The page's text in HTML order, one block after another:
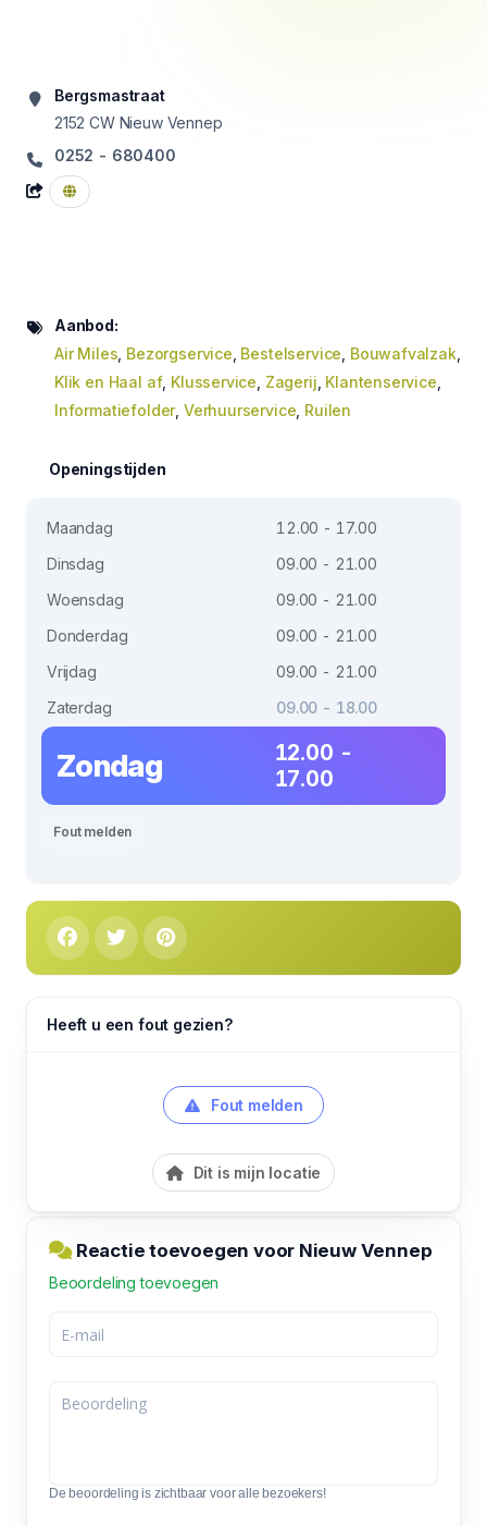
Bergsmastraat
2152 CW Nieuw Vennep
0252 - 680400
Aanbod:
Air Miles Bezorgservice Bestelservice Bouwafvalzak,
Klik en Haal af, Klusservice Zagerij Klantenservice
Informatiefolder, Verhuurservice Ruilen
Openingstijden
Maandag
12.00 - 17.00
Dinsdag
09.00 - 21.00
Woensdag
09.00 - 21.00
Donderdag
09.00 - 21.00
Vrijdag
09.00 - 21.00
Zaterdag
09.00 - 18.00
Zondag
12.00 -
17.00
Fout melden
Heeft u een fout gezien?
Fout melden
Dit is mijn locatie
Reactie toevoegen voor Nieuw Vennep
Beoordeling toevoegen
De beoordeling is zichtbaar voor alle bezoekers!